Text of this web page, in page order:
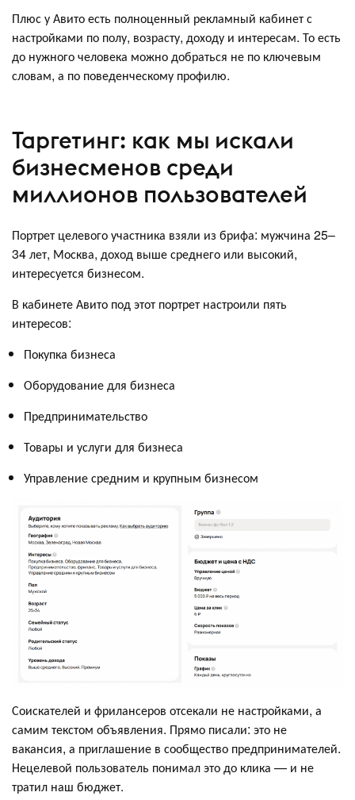
Плюс у Авито есть полноценный рекламный кабинет с
настройками по полу, возрасту, доходу и интересам. То есть
до нужного человека можно добраться не по ключевым
словам, а по поведенческому профилю.
Таргетинг: как мы искали
бизнесменов среди
миллионов пользователей
Портрет целевого участника взяли из брифа: мужчина 25–
34 лет, Москва, доход выше среднего или высокий,
интересуется бизнесом.
В кабинете Авито под этот портрет настроили пять
интересов:
Покупка бизнеса
Оборудование для бизнеса
Предпринимательство
Товары и услуги для бизнеса
Управление средним и крупным бизнесом
Соискателей и фрилансеров отсекали не настройками, а
самим текстом объявления. Прямо писали: это не
вакансия, а приглашение в сообщество предпринимателей.
Нецелевой пользователь понимал это до клика — и не
тратил наш бюджет.